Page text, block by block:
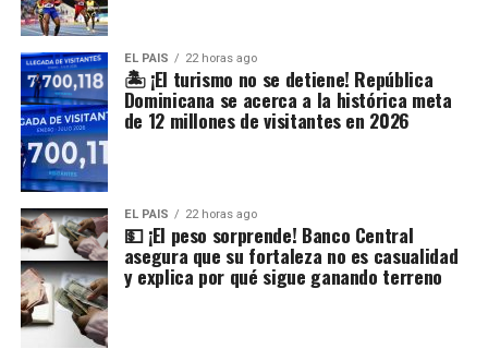
EL PAIS 22 horas ago
🏝️ ¡El turismo no se detiene! República
Dominicana se acerca a la histórica meta
de 12 millones de visitantes en 2026
EL PAIS 22 horas ago
💵 ¡El peso sorprende! Banco Central
asegura que su fortaleza no es casualidad
y explica por qué sigue ganando terreno